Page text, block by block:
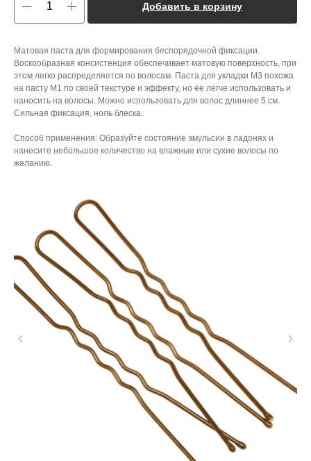
Добавить в корзину
Матовая паста для формирования беспорядочной фиксации.
Воскообразная консистенция обеспечивает матовую поверхность, при
этом легко распределяется по волосам. Паста для укладки M3 похожа
на пасту M1 по своей текстуре и эффекту, но ее легче использовать и
наносить на волосы. Можно использовать для волос длиннее 5 см.
Сильная фиксация, ноль блеска.
Способ применения: Образуйте состояние эмульсии в ладонях и
нанесите небольшое количество на влажные или сухие волосы по
желанию.